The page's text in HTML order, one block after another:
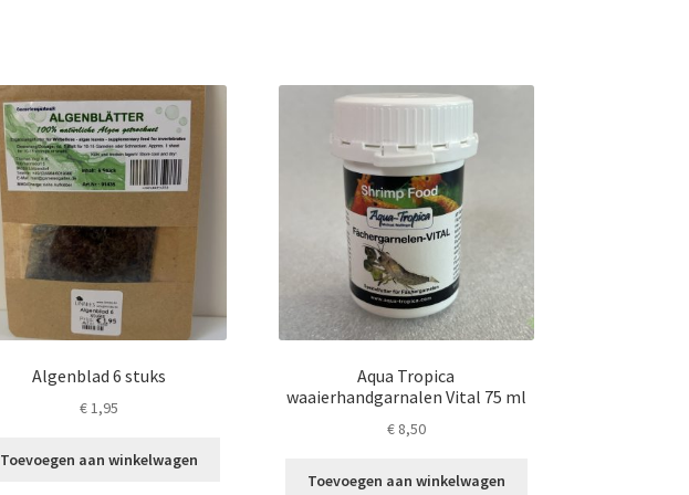
Algenblad 6 stuks
€1,95
Toevoegen aan winkelwagen
Aqua Tropica
waaierhandgarnalen Vital 75 ml
€8,50
Toevoegen aan winkelwagen